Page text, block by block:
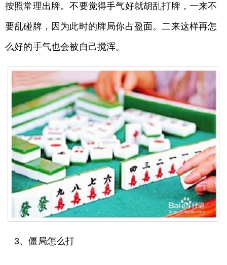
按照常理出牌。不要觉得手气好就胡乱打牌，一来不
要乱碰牌，因为此时的牌局你占盈面。二来这样再怎
么好的手气也会被自己搅浑。
3、僵局怎么打